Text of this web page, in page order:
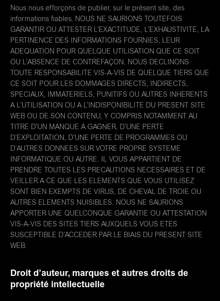
Nous nous efforçons de publier, sur le présent site, des
informations fiables. NOUS NE SAURIONS TOUTEFOIS
GARANTIR OU ATTESTER L’EXACTITUDE, L’EXHAUSTIVITE, LA
PERTINENCE DES INFORMATIONS FOURNIES, LEUR
ADEQUATION POUR QUELQUE UTILISATION QUE CE SOIT
OU L’ABSENCE DE CONTREFAÇON. NOUS DECLINONS
TOUTE RESPONSABILITE VIS-A-VIS DE QUELQUE TIERS QUE
CE SOIT POUR LES DOMMAGES DIRECTS, INDIRECTS,
SPECIAUX, IMMATERIELS, PUNITIFS OU AUTRES INHERENTS
A L’UTILISATION OU A L’INDISPONIBILITE DU PRESENT SITE
WEB OU DE SON CONTENU, Y COMPRIS NOTAMMENT AU
TITRE D’UN MANQUE A GAGNER, D’UNE PERTE
D’EXPLOITATION, D’UNE PERTE DE PROGRAMMES OU
D’AUTRES DONNEES SUR VOTRE PROPRE SYSTEME
INFORMATIQUE OU AUTRE. IL VOUS APPARTIENT DE
PRENDRE TOUTES LES PRECAUTIONS NECESSAIRES ET DE
VEILLER A CE QUE LES ELEMENTS QUE VOUS UTILISEZ
SONT BIEN EXEMPTS DE VIRUS, DE CHEVAL DE TROIE OU
AUTRES ELEMENTS NUISIBLES. NOUS NE SAURIONS
APPORTER UNE QUELCONQUE GARANTIE OU ATTESTATION
VIS-A-VIS DES SITES TIERS AUXQUELS VOUS ETES
SUSCEPTIBLE D’ACCEDER PAR LE BIAIS DU PRESENT SITE
WEB.
Droit d’auteur, marques et autres droits de
propriété intellectuelle